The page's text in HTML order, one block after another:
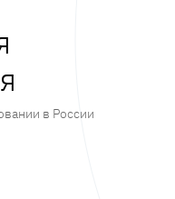
в России